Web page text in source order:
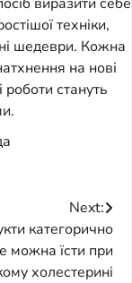
техніки,
шедеври. Кожна
на нові
стануть
Next:
категорично
можна їсти при
холестерині